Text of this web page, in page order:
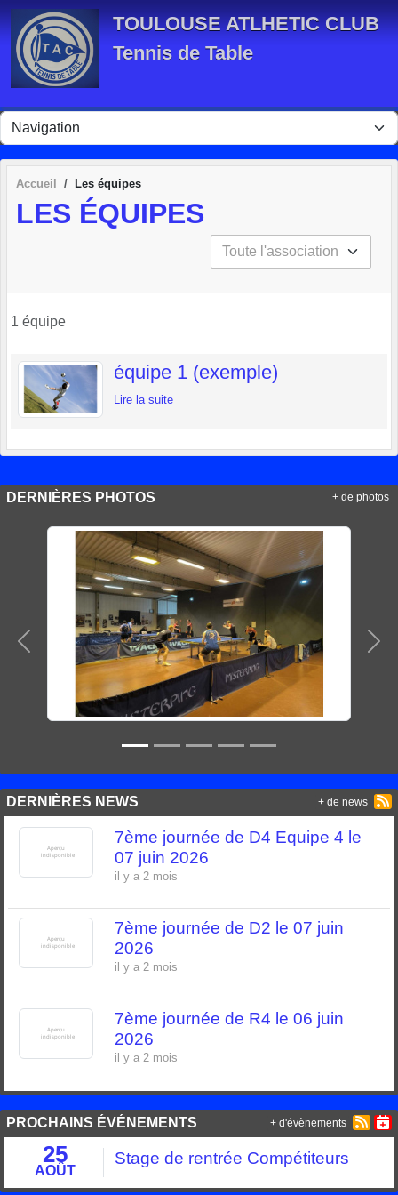
TOULOUSE ATLHETIC CLUB
Tennis de Table
Accueil Les équipes
LES ÉQUIPES
1 équipe
équipe 1 (exemple)
Lire la suite
DERNIÈRES PHOTOS
Précedent
+ de photos
DERNIÈRES NEWS
7ème journée de D4 Equipe 4 le
07 juin 2026
il y a 2 mois
7ème journée de D2 le 07 juin
2026
il y a 2 mois
7ème journée de R4 le 06 juin
2026
il y a 2 mois
+ de news
PROCHAINS ÉVÉNEMENTS
25
AOÛT
Stage de rentrée Compétiteurs
+ d'évènements
Panneau de gestion des cookies